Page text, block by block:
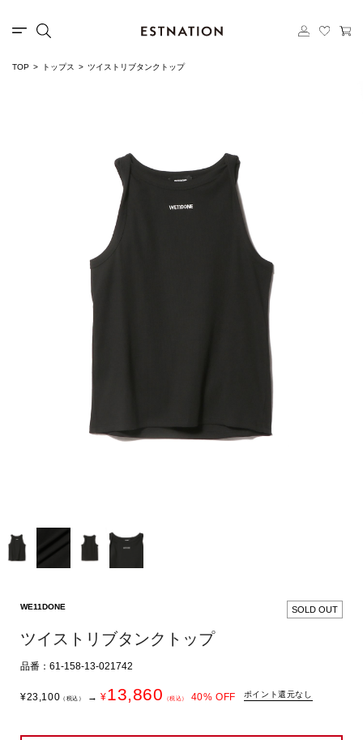
TOP トップス ツイストリブタンクトップ
WE11DONE SOLD OUT
ツイストリブタンクトップ
品番：61-158-13-021742
¥23,100 （税込） → ¥13,860 （税込） 40% OFF ポイント還元なし